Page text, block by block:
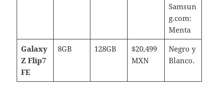
Samsun
g.com:
Menta
Galaxy
Z Flip7
FE
8GB 128GB
$20,499
MXN
Negro y
Blanco.